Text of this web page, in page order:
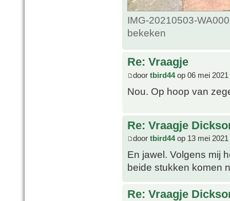
IMG-20210503-
bekeken
Re: Vraagje
door tbird44op 06 mei 2021
Nou. Op hoop van
Re: Vraagje
door tbird44op 13 mei 2021
En jawel. Volgens mij
beide stukken komen
Re: Vraagje